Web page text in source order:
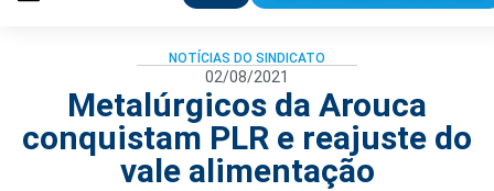
NOTÍCIAS DO SINDICATO
02/08/2021
Metalúrgicos da Arouca
conquistam PLR e reajuste do
vale alimentação